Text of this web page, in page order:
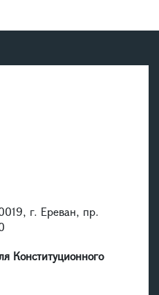
г. Ереван, пр.
Конституционного